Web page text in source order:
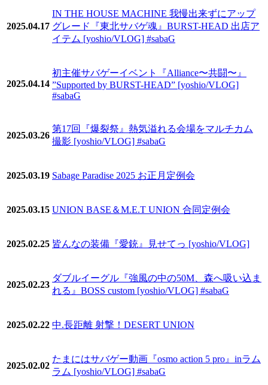
2025.04.17
IN THE HOUSE MACHINE 我慢出来ずにアップ
グレード『東北サバゲ魂』BURST-HEAD 出店ア
イテム [yoshio/VLOG] #sabaG
2025.04.14
初主催サバゲーイベント『Alliance〜共闘〜』
”Supported by BURST-HEAD” [yoshio/VLOG]
#sabaG
2025.03.26
第17回『爆裂祭』熱気溢れる会場をマルチカム
撮影 [yoshio/VLOG] #sabaG
2025.03.19 Sabage Paradise 2025 お正月定例会
2025.03.15 UNION BASE＆M.E.T UNION 合同定例会
2025.02.25 皆んなの装備『愛銃』見せてっ [yoshio/VLOG]
2025.02.23
ダブルイーグル『強風の中の50M、森へ吸い込ま
れる』BOSS custom [yoshio/VLOG] #sabaG
2025.02.22 中.長距離 射撃！DESERT UNION
2025.02.02
たまにはサバゲー動画『osmo action 5 pro』inラム
ラム [yoshio/VLOG] #sabaG